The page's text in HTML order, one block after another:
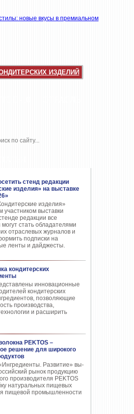
ИЗДЕЛИЙ
стенд редакции
изделия» на выставке
изделия»
участником выставки
редакции все
стать обладателями
отраслевых журналов и
подписки на
ленты и дайджесты.
кондитерских
инновационные
кондитерских
позволяющие
производства,
и расширить
PEKTOS –
решение для широкого
Развитие» вы­
рынок продукцию
производителя PEKTOS
натуральных пищевых
пи­щевой промышленности